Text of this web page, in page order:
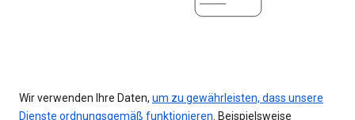
Wir verwenden Ihre Daten, um zu gewährleisten, dass unsere
Dienste ordnungsgemäß funktionieren . Beispielsweise